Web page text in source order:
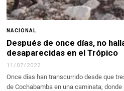
NACIONAL
Después de once días, no
desaparecidas en el Trópico
11/07/2022
Once días han transcurrido desde que
de Cochabamba en una caminata,